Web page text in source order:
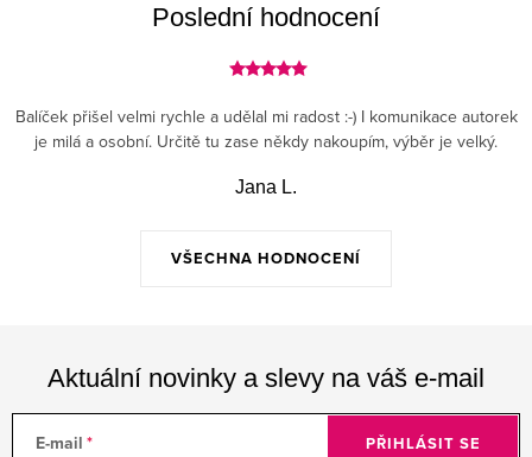
Poslední hodnocení
VŠECHNA HODNOCENÍ
Balíček přišel velmi rychle a udělal mi radost :-) I komunikace autorek
je milá a osobní. Určitě tu zase někdy nakoupím, výběr je velký.
Jana L.
Aktuální novinky a slevy na váš e-mail
E-mail PŘIHLÁSIT SE